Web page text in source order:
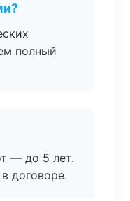
полный
— до 5 лет.
договоре.